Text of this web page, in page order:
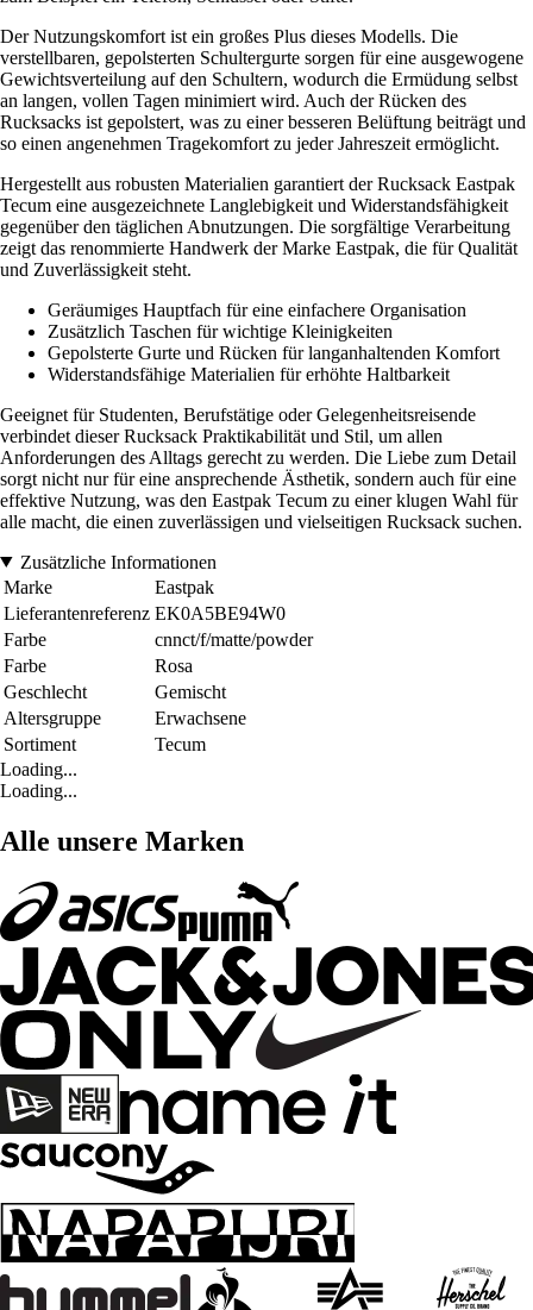
Der Nutzungskomfort ist ein großes Plus dieses Modells. Die
verstellbaren, gepolsterten Schultergurte sorgen für eine ausgewogene
Gewichtsverteilung auf den Schultern, wodurch die Ermüdung selbst
an langen, vollen Tagen minimiert wird. Auch der Rücken des
Rucksacks ist gepolstert, was zu einer besseren Belüftung beiträgt und
so einen angenehmen Tragekomfort zu jeder Jahreszeit ermöglicht.
Hergestellt aus robusten Materialien garantiert der Rucksack Eastpak
Tecum eine ausgezeichnete Langlebigkeit und Widerstandsfähigkeit
gegenüber den täglichen Abnutzungen. Die sorgfältige Verarbeitung
zeigt das renommierte Handwerk der Marke Eastpak, die für Qualität
und Zuverlässigkeit steht.
Geräumiges Hauptfach für eine einfachere Organisation
Zusätzlich Taschen für wichtige Kleinigkeiten
Gepolsterte Gurte und Rücken für langanhaltenden Komfort
Widerstandsfähige Materialien für erhöhte Haltbarkeit
Geeignet für Studenten, Berufstätige oder Gelegenheitsreisende
verbindet dieser Rucksack Praktikabilität und Stil, um allen
Anforderungen des Alltags gerecht zu werden. Die Liebe zum Detail
sorgt nicht nur für eine ansprechende Ästhetik, sondern auch für eine
effektive Nutzung, was den Eastpak Tecum zu einer klugen Wahl für
alle macht, die einen zuverlässigen und vielseitigen Rucksack suchen.
Zusätzliche Informationen
Marke
Eastpak
Lieferantenreferenz EK0A5BE94W0
Farbe
cnnct/f/matte/powder
Farbe
Rosa
Geschlecht
Gemischt
Altersgruppe
Erwachsene
Sortiment
Tecum
Loading...
Loading...
Alle unsere Marken